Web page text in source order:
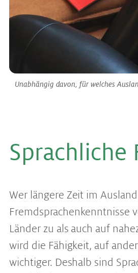
Unabhängig davon, für welches
Sprach­li­che
Wer längere Zeit im
Fremdsprachenkenntnisse
Länder zu als auch auf
wird die Fähigkeit, auf
wichtiger. Deshalb sind